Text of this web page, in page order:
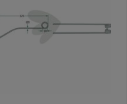
Exempelvis
Dessutom